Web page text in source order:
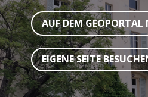
AUF DEM GEOPORTAL
EIGENE SEITE